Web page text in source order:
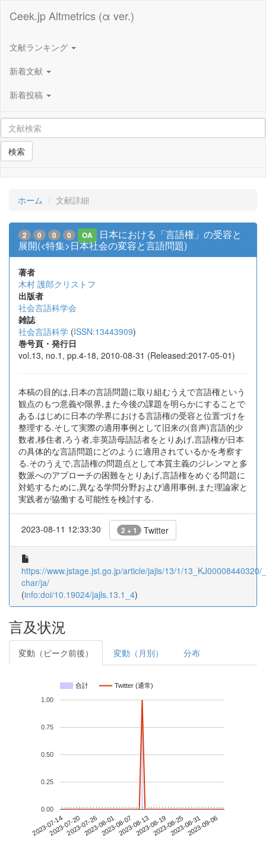
Ceek.jp Altmetrics (α ver.)
文献ランキング
新着文献
新着投稿
検索
ホーム 文献詳細
2 0 0 0 OA
日本における「言語権」の受容と
展開(<特集>日本社会の変容と言語問題)
著者
木村 護郎クリストフ
出版者
社会言語科学会
雑誌
社会言語科学 (ISSN:13443909)
巻号頁・発行日
vol.13, no.1, pp.4-18, 2010-08-31 (Released:2017-05-01)
本稿の目的は,日本の言語問題に取り組むうえで言語権という
観点のもつ意義や限界,また今後の課題を明らかにすることで
ある.はじめに日本の学界における言語権の受容と位置づけを
整理する.そして実際の適用事例として旧来の(音声)言語的少
数者,移住者,ろう者,非英語母語話者をとりあげ,言語権が日本
の具体的な言語問題にどのように適用されているかを考察す
る.そのうえで,言語権の問題点として本質主義のジレンマと多
数派へのアプローチの困難をとりあげ,言語権をめぐる問題に
対処するために,異なる学問分野および適用事例,また理論家と
実践者が協働する可能性を検討する.
2023-08-11 12:33:30 2 + 1 Twitter
https://www.jstage.jst.go.jp/article/jajls/13/1/13_KJ00008440320/
char/ja/
(info:doi/10.19024/jajls.13.1_4)
言及状況
変動（ピーク前後） 変動（月別） 分布
合計 Twitter (通常)
2023-07-142023-07-202023-07-262023-08-012023-08-072023-08-132023-08-192023-08-252023-08-312023-09-06
0.00
0.25
0.50
0.75
1.00